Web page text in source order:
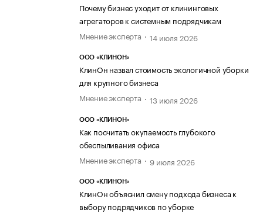
Почему бизнес уходит от клининговых
агрегаторов к системным подрядчикам
Мнение эксперта
14 июля 2026
ООО «КЛИНОН»
КлинОн назвал стоимость экологичной уборки
для крупного бизнеса
Мнение эксперта
13 июля 2026
ООО «КЛИНОН»
Как посчитать окупаемость глубокого
обеспыливания офиса
Мнение эксперта
9 июля 2026
ООО «КЛИНОН»
КлинОн объяснил смену подхода бизнеса к
выбору подрядчиков по уборке